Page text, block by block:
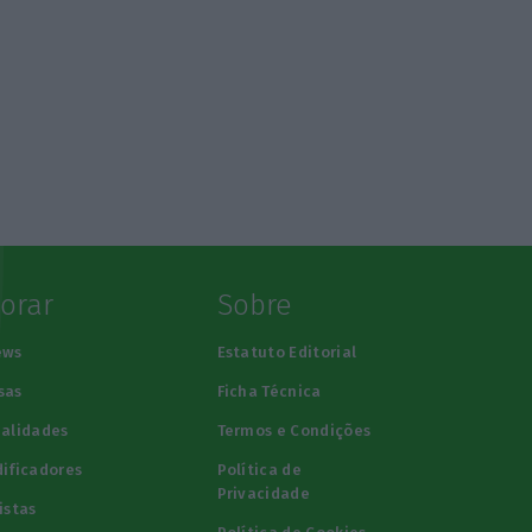
Sobre
Estatuto Editorial
Ficha Técnica
Termos e Condições
Política de
Privacidade